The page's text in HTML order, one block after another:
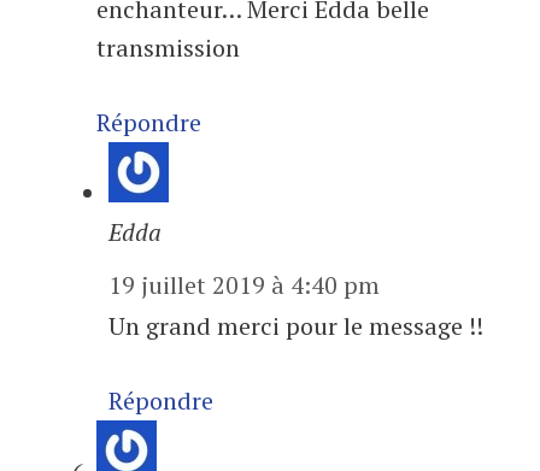
enchanteur… Merci Edda belle
transmission
Répondre
Edda
19 juillet 2019 à 4:40 pm
Un grand merci pour le message !!
Répondre